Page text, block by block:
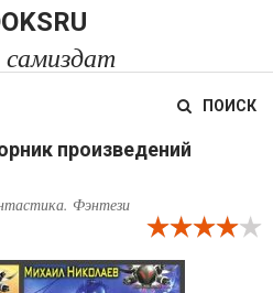
самиздат
ПОИСК
произведений
Фэнтези